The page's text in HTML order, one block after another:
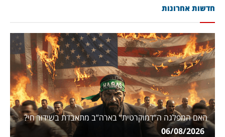
חדשות אחרונות
האם המפלגה ה”דמוקרטית” בארה”ב מתאבדת בשידור חי?
06/08/2026